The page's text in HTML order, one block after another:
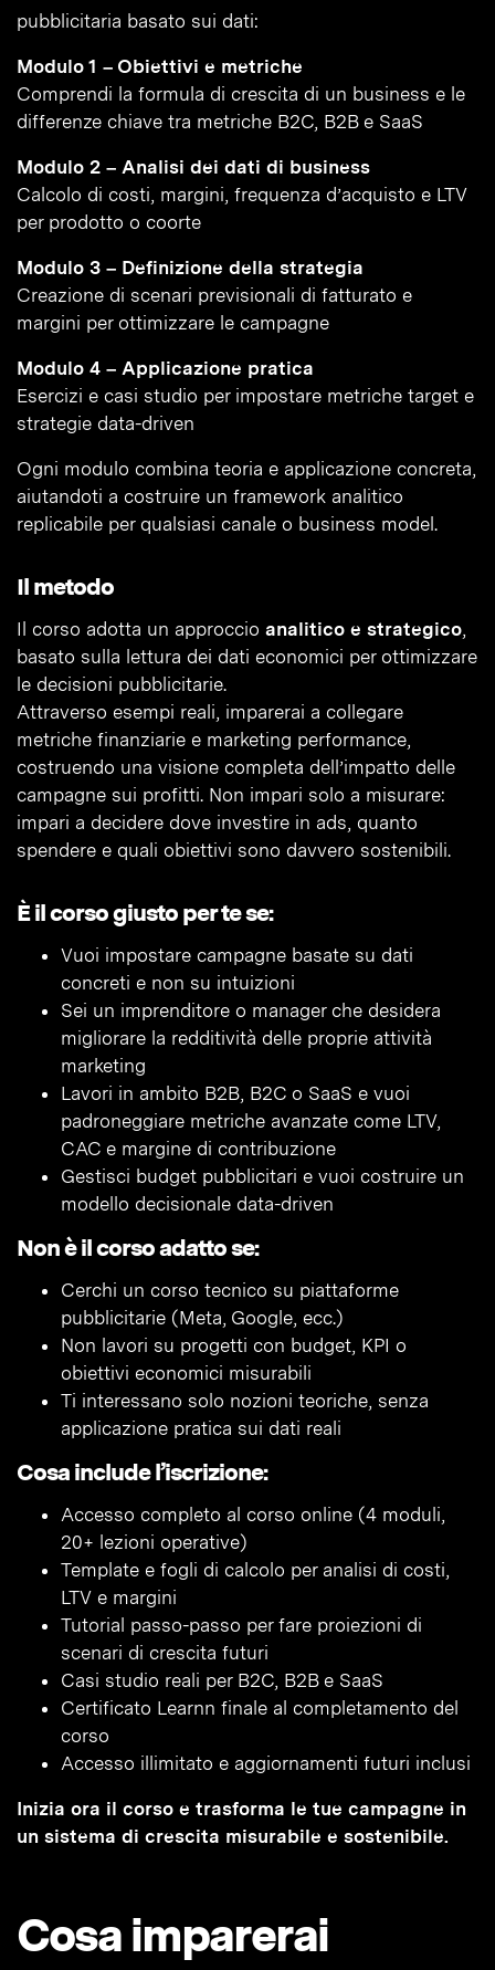
pubblicitaria basato sui dati:
Modulo 1 – Obiettivi e metriche
Comprendi la formula di crescita di un business e le
differenze chiave tra metriche B2C, B2B e SaaS
Modulo 2 – Analisi dei dati di business
Calcolo di costi, margini, frequenza d’acquisto e LTV
per prodotto o coorte
Modulo 3 – Definizione della strategia
Creazione di scenari previsionali di fatturato e
margini per ottimizzare le campagne
Modulo 4 – Applicazione pratica
Esercizi e casi studio per impostare metriche target e
strategie data-driven
Ogni modulo combina teoria e applicazione concreta,
aiutandoti a costruire un framework analitico
replicabile per qualsiasi canale o business model.
Il metodo
Il corso adotta un approccio analitico e strategico,
basato sulla lettura dei dati economici per ottimizzare
le decisioni pubblicitarie.
Attraverso esempi reali, imparerai a collegare
metriche finanziarie e marketing performance,
costruendo una visione completa dell’impatto delle
campagne sui profitti. Non impari solo a misurare:
impari a decidere dove investire in ads, quanto
spendere e quali obiettivi sono davvero sostenibili.
È il corso giusto per te se:
Vuoi impostare campagne basate su dati
concreti e non su intuizioni
Sei un imprenditore o manager che desidera
migliorare la redditività delle proprie attività
marketing
Lavori in ambito B2B, B2C o SaaS e vuoi
padroneggiare metriche avanzate come LTV,
CAC e margine di contribuzione
Gestisci budget pubblicitari e vuoi costruire un
modello decisionale data-driven
Non è il corso adatto se:
Cerchi un corso tecnico su piattaforme
pubblicitarie (Meta, Google, ecc.)
Non lavori su progetti con budget, KPI o
obiettivi economici misurabili
Ti interessano solo nozioni teoriche, senza
applicazione pratica sui dati reali
Cosa include l’iscrizione:
Accesso completo al corso online (4 moduli,
20+ lezioni operative)
Template e fogli di calcolo per analisi di costi,
LTV e margini
Tutorial passo-passo per fare proiezioni di
scenari di crescita futuri
Casi studio reali per B2C, B2B e SaaS
Certificato Learnn finale al completamento del
corso
Accesso illimitato e aggiornamenti futuri inclusi
Inizia ora il corso e trasforma le tue campagne in
un sistema di crescita misurabile e sostenibile.
Cosa imparerai